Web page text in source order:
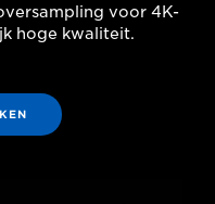
voor 4K-
hoge kwaliteit.